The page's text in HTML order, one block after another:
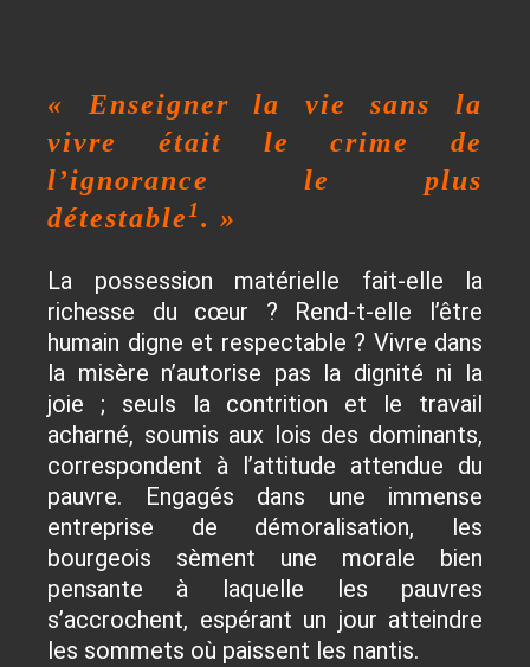
« Enseigner la vie sans la
vivre était le crime de
l’ignorance le plus
détestable1 . »
La possession matérielle fait-elle la
richesse du cœur ? Rend-t-elle l’être
humain digne et respectable ? Vivre dans
la misère n’autorise pas la dignité ni la
joie ; seuls la contrition et le travail
acharné, soumis aux lois des dominants,
correspondent à l’attitude attendue du
pauvre. Engagés dans une immense
entreprise de démoralisation, les
bourgeois sèment une morale bien
pensante à laquelle les pauvres
s’accrochent, espérant un jour atteindre
les sommets où paissent les nantis.